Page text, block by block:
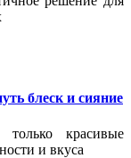
блеск и сияние
красивые
и вкуса